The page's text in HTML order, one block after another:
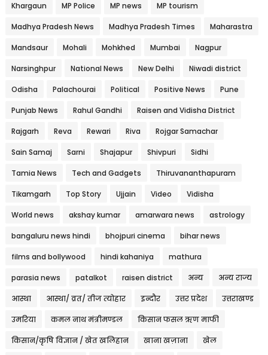
Khargaun MP Police MP news MP tourism
Madhya Pradesh News Madhya Pradesh Times Maharastra
Mandsaur Mohali Mohkhed Mumbai Nagpur
Narsinghpur National News New Delhi Niwadi district
Odisha Palachourai Political Positive News Pune
Punjab News Rahul Gandhi Raisen and Vidisha District
Rajgarh Reva Rewari Riva Rojgar Samachar
Sain Samaj Sarni Shajapur Shivpuri Sidhi
Tamia News Tech and Gadgets Thiruvananthapuram
Tikamgarh Top Story Ujjain Video Vidisha
World news akshay kumar amarwara news astrology
bangaluru news hindi bhojpuri cinema bihar news
films and bollywood hindi kahaniya mathura
parasia news patalkot raisen district अन्य अन्य राज्य
आस्था आस्था/ व्रत/ तीज त्‍योहार इन्दौर उत्तर प्रदेश उत्तराखण्ड
उमरिया कमल नाथ मंत्रीमण्डल किसान फसल ऋण माफी
किसान/कृषि विज्ञान / खेत खलिहान खाना खज़ाना खेल